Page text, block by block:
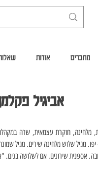
מחברים אודות
אביגיל
אספנית שירונים. אם לשלושה